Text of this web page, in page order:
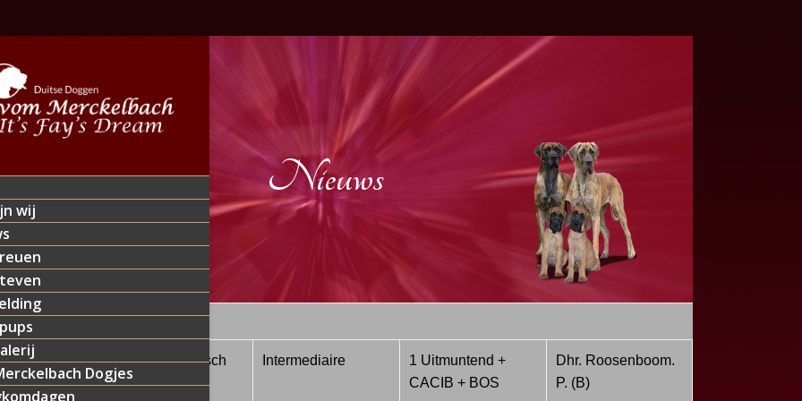
wij
Dogjes
Nieuws
2018
S Hertogenbosch
(NL )
Intermediaire
1 Uitmuntend +
CACIB + BOS
Dhr. Roosenboom.
P. (B)